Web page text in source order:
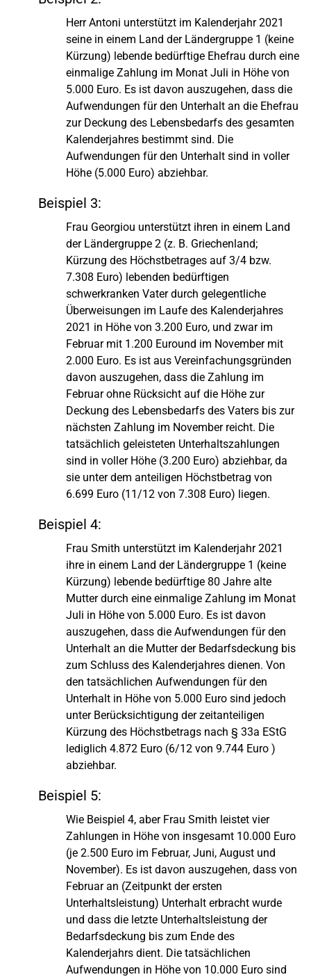
Herr Antoni unterstützt im Kalenderjahr 2021
seine in einem Land der Ländergruppe 1 (keine
Kürzung) lebende bedürftige Ehefrau durch eine
einmalige Zahlung im Monat Juli in Höhe von
5.000 Euro. Es ist davon auszugehen, dass die
Aufwendungen für den Unterhalt an die Ehefrau
zur Deckung des Lebensbedarfs des gesamten
Kalenderjahres bestimmt sind. Die
Aufwendungen für den Unterhalt sind in voller
Höhe (5.000 Euro) abziehbar.
Beispiel 3:
Frau Georgiou unterstützt ihren in einem Land
der Ländergruppe 2 (z. B. Griechenland;
Kürzung des Höchstbetrages auf 3/4 bzw.
7.308 Euro) lebenden bedürftigen
schwerkranken Vater durch gelegentliche
Überweisungen im Laufe des Kalenderjahres
2021 in Höhe von 3.200 Euro, und zwar im
Februar mit 1.200 Euround im November mit
2.000 Euro. Es ist aus Vereinfachungsgründen
davon auszugehen, dass die Zahlung im
Februar ohne Rücksicht auf die Höhe zur
Deckung des Lebensbedarfs des Vaters bis zur
nächsten Zahlung im November reicht. Die
tatsächlich geleisteten Unterhaltszahlungen
sind in voller Höhe (3.200 Euro) abziehbar, da
sie unter dem anteiligen Höchstbetrag von
6.699 Euro (11/12 von 7.308 Euro) liegen.
Beispiel 4:
Frau Smith unterstützt im Kalenderjahr 2021
ihre in einem Land der Ländergruppe 1 (keine
Kürzung) lebende bedürftige 80 Jahre alte
Mutter durch eine einmalige Zahlung im Monat
Juli in Höhe von 5.000 Euro. Es ist davon
auszugehen, dass die Aufwendungen für den
Unterhalt an die Mutter der Bedarfsdeckung bis
zum Schluss des Kalenderjahres dienen. Von
den tatsächlichen Aufwendungen für den
Unterhalt in Höhe von 5.000 Euro sind jedoch
unter Berücksichtigung der zeitanteiligen
Kürzung des Höchstbetrags nach § 33a EStG
lediglich 4.872 Euro (6/12 von 9.744 Euro )
abziehbar.
Beispiel 5:
Wie Beispiel 4, aber Frau Smith leistet vier
Zahlungen in Höhe von insgesamt 10.000 Euro
(je 2.500 Euro im Februar, Juni, August und
November). Es ist davon auszugehen, dass von
Februar an (Zeitpunkt der ersten
Unterhaltsleistung) Unterhalt erbracht wurde
und dass die letzte Unterhaltsleistung der
Bedarfsdeckung bis zum Ende des
Kalenderjahrs dient. Die tatsächlichen
Aufwendungen in Höhe von 10.000 Euro sind